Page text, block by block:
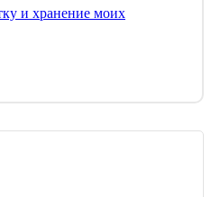
и хранение моих